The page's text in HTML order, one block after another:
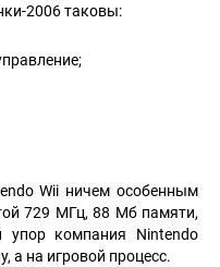
2006 таковы:
Wii ничем особенным
729 МГц, 88 Мб памяти,
компания Nintendo
а на игровой процесс.